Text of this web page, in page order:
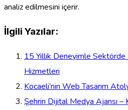
analiz edilmesini içerir.
İlgili Yazılar:
15 Yıllık Deneyimle
Hizmetleri
Kocaeli’nin Web Tasarım
Şehrin Dijital Medya Ajansı –